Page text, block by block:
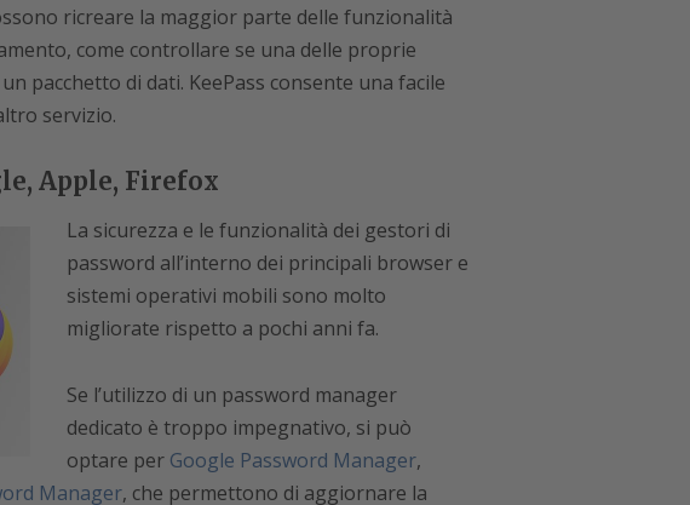
ricreare la maggior parte delle funzionalità
come controllare se una delle proprie
pacchetto di dati. KeePass consente una facile
servizio.
Apple, Firefox
La sicurezza e le funzionalità dei gestori di
password all’interno dei principali browser e
sistemi operativi mobili sono molto
migliorate rispetto a pochi anni fa.
Se l’utilizzo di un password manager
dedicato è troppo impegnativo, si può
optare per Google Password Manager,
Manager, che permettono di aggiornare la